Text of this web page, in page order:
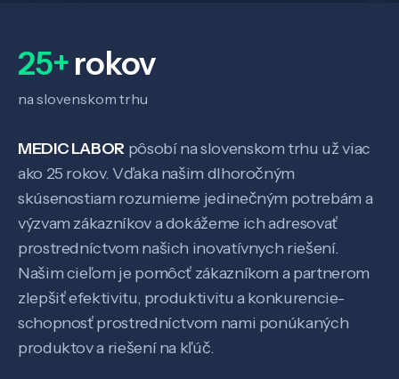
25+rokov
na slovenskom trhu
MEDIC LABOR pôsobí na slovenskom trhu už viac
ako 25 rokov. Vďaka našim dlhoročným
skúsenostiam rozumieme jedinečným potrebám a
výzvam zákazníkov a dokážeme ich adresovať
prostredníctvom našich inovatívnych riešení.
Našim cieľom je pomôcť zákazníkom a partnerom
zlepšiť efektivitu, produktivitu a konkurencie-
schopnosť prostredníctvom nami ponúkaných
produktov a riešení na kľúč.